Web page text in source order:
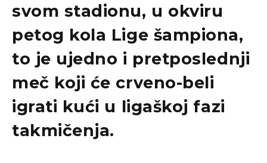
svom stadionu, u okviru
petog kola Lige šampiona,
to je ujedno i pretposlednji
meč koji će crveno-beli
igrati kući u ligaškoj fazi
takmičenja.